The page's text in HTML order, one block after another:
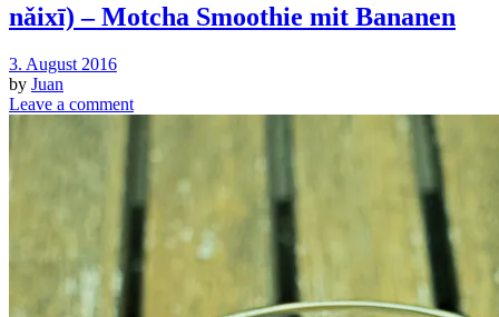
nǎixī) – Motcha Smoothie mit Bananen
3. August 2016
by Juan
Leave a comment